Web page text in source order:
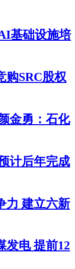
基础设施培
购SRC股权
金勇：石化
计后年完成
力 建立六新
发电 提前12